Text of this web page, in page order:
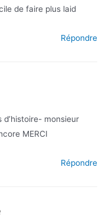
de faire plus laid
Répondre
d’histoire- monsieur
MERCI
Répondre